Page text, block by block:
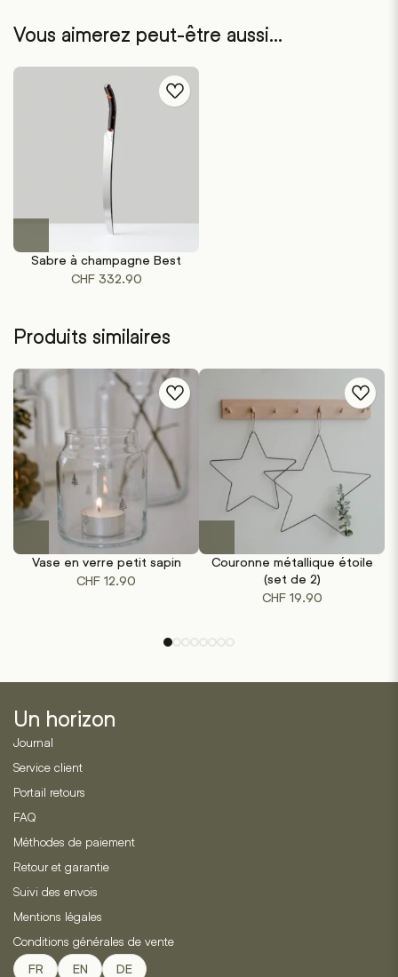
Vous aimerez peut-être aussi…
Sabre à champagne Best
CHF332.90
Produits similaires
Vase en verre petit sapin
CHF 12.90
Couronne métallique étoile
(set de 2)
CHF19.90
Un horizon
Journal
Service client
Portail retours
FAQ
Méthodes de paiement
Retour et garantie
Suivi des envois
Mentions légales
Conditions générales de vente
FR EN DE